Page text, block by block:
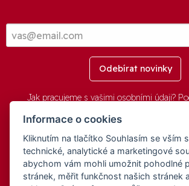
Odebírat novinky
Jak pracujeme s vašimi osobními údaji?
© 2016-2026 -aGovernment.cz&Obec
aGovernment, Verze:4.0.1.1 - Beta. Číslo
Všechna práva vyhrazenaOchrana osobních
Informace o cookies
Kliknutím na tlačítko Souhlasím se vším
technické, analytické a marketingové
abychom vám mohli umožnit pohodlné
stránek, měřit funkčnost našich stránek